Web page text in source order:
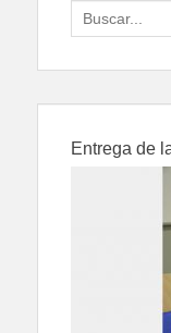
Search
for:
Entrega de